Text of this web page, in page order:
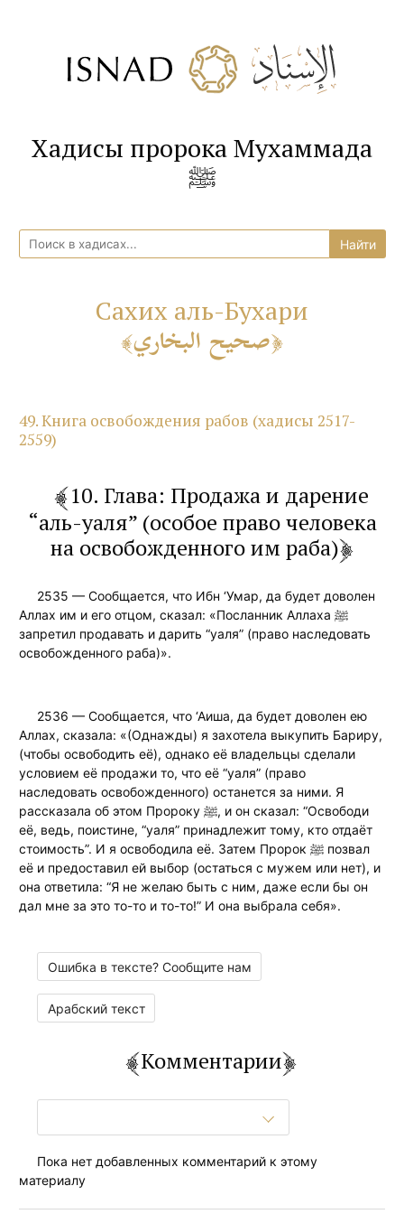
Хадисы пророка Мухаммада
ﷺ
Сахих аль-Бухари
صحيح البخاري
49. Книга освобождения рабов (хадисы 2517-
2559)
10. Глава: Продажа и дарение
“аль-уаля” (особое право человека
на освобожденного им раба)
2535 — Сообщается, что Ибн ‘Умар, да будет доволен
Аллах им и его отцом, сказал: «Посланник Аллаха ﷺ
запретил продавать и дарить “уаля” (право наследовать
освобожденного раба)».
2536 — Сообщается, что ‘Аиша, да будет доволен ею
Аллах, сказала: «(Однажды) я захотела выкупить Бариру,
(чтобы освободить её), однако её владельцы сделали
условием её продажи то, что её “уаля” (право
наследовать освобожденного) останется за ними. Я
рассказала об этом Пророку ﷺ, и он сказал: “Освободи
её, ведь, поистине, “уаля” принадлежит тому, кто отдаёт
стоимость”. И я освободила её. Затем Пророк ﷺ позвал
её и предоставил ей выбор (остаться с мужем или нет), и
она ответила: “Я не желаю быть с ним, даже если бы он
дал мне за это то-то и то-то!” И она выбрала себя».
Ошибка в тексте? Сообщите нам
Арабский текст
Комментарии
Пока нет добавленных комментарий к этому
материалу